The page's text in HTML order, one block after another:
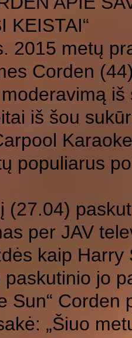
KEISTAI“
2015 metų
Corden
iš šou
populiarus
(27.04)
per JAV
kaip
paskutinio jo
Sun“
„Šiuo